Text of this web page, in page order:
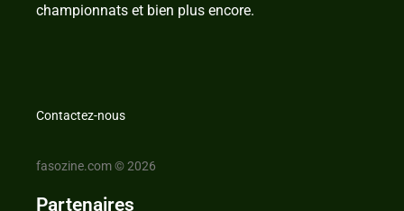
championnats et bien plus encore.
Contactez-nous
fasozine.com © 2026
Partenaires